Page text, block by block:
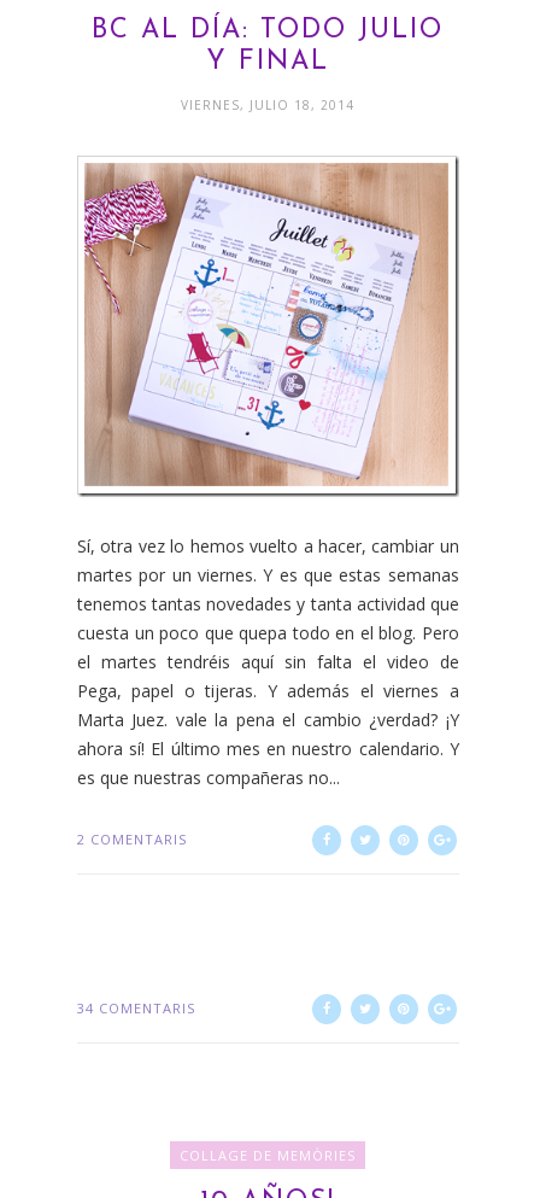
BC AL DÍA: TODO JULIO
Y FINAL
VIERNES, JULIO 18, 2014
Sí, otra vez lo hemos vuelto a hacer, cambiar un
martes por un viernes. Y es que estas semanas
tenemos tantas novedades y tanta actividad que
cuesta un poco que quepa todo en el blog. Pero
el martes tendréis aquí sin falta el video de
Pega, papel o tijeras. Y además el viernes a
Marta Juez. vale la pena el cambio ¿verdad? ¡Y
ahora sí! El último mes en nuestro calendario. Y
es que nuestras compañeras no...
2 COMENTARIS
34 COMENTARIS
COLLAGE DE MEMÒRIES